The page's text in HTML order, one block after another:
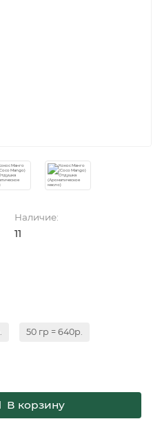
Наличие:
11
50 гр = 640р.
В корзину